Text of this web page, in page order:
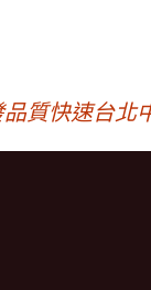
質快速台北